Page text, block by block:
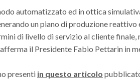
automatizzato ed in ottica
un piano di produzione reattivo
di livello di servizio al cliente finale,
il Presidente Fabio Pettarin in
presenti in questo articolo